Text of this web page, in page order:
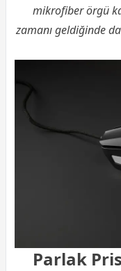
mikrofiber örgü
zamanı geldiğinde
Parlak